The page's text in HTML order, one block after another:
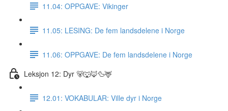
11.04: OPPGAVE: Vikinger
11.05: LESING: De fem landsdelene i Norge
11.06: OPPGAVE: De fem landsdelene i Norge
Leksjon 12: Dyr 🐻🐺🦊🦆🦌
12.01: VOKABULAR: Ville dyr i Norge